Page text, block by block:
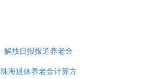
解放日报报道养老金
珠海退休养老金计算方